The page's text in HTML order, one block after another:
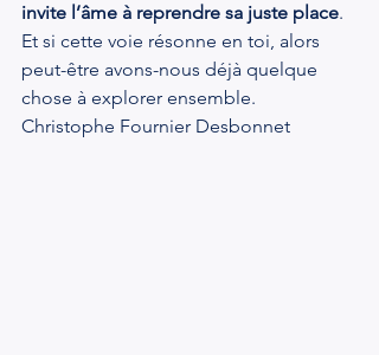
invite l’âme à reprendre sa juste place.
Et si cette voie résonne en toi, alors
peut-être avons-nous déjà quelque
chose à explorer ensemble.
Christophe Fournier Desbonnet